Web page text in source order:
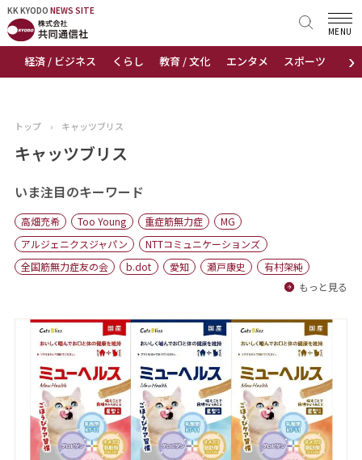
KK KYODO NEWS SITE
›
経済 / ビジネス くらし 教育 / 文化 エンタメ スポーツ 地域
MENU
KK KYODONEWS SITE
トップページ
ニュース
おすすめコンテンツ
出版物
会社概要
トップ › キャッツブリス
キャッツブリス
いま注目のキーワード
高畑充希 Too Young 重症筋無力症
MG
アルジェニクスジャパン
NTTコミュニケーションズ
全国筋無力症友の会
b.dot 愛知 瀬戸康史
有村架純
もっと見る